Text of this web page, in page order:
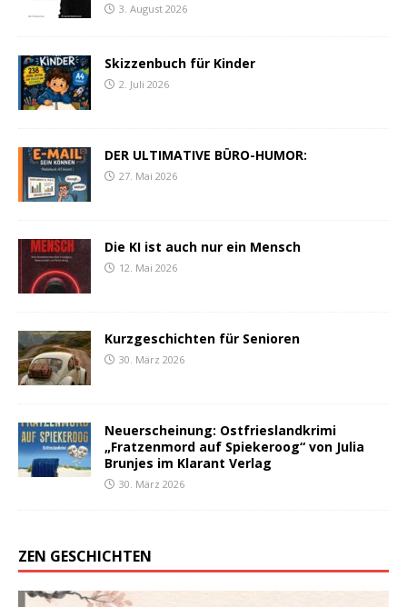
3. August 2026
Skizzenbuch für Kinder
2. Juli 2026
DER ULTIMATIVE BÜRO-HUMOR:
27. Mai 2026
Die KI ist auch nur ein Mensch
12. Mai 2026
Kurzgeschichten für Senioren
30. März 2026
Neuerscheinung: Ostfrieslandkrimi
„Fratzenmord auf Spiekeroog“ von Julia
Brunjes im Klarant Verlag
30. März 2026
ZEN GESCHICHTEN